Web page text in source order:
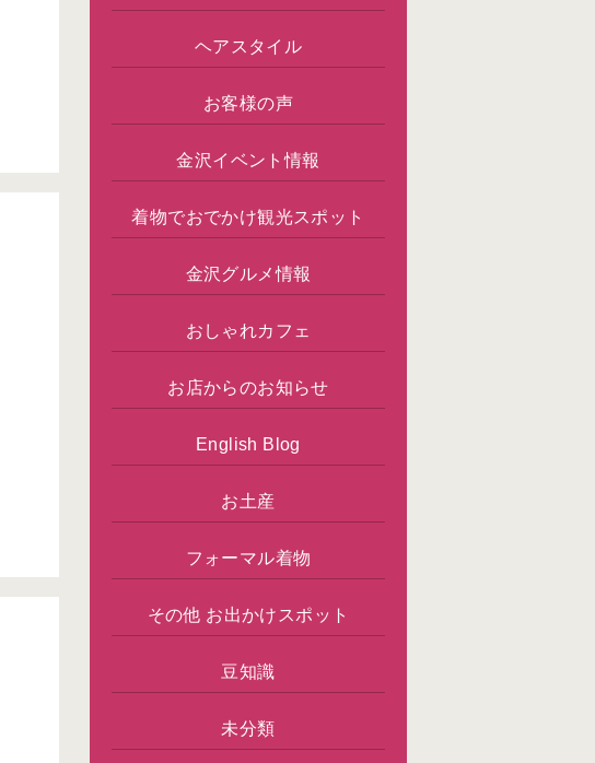
ヘアスタイル
お客様の声
金沢イベント情報
着物でおでかけ観光スポット
金沢グルメ情報
おしゃれカフェ
お店からのお知らせ
English Blog
お土産
フォーマル着物
その他 お出かけスポット
豆知識
未分類